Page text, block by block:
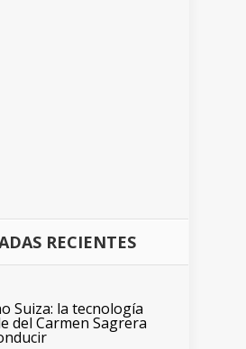
RECIENTES
Suiza: la tecnología
del Carmen Sagrera